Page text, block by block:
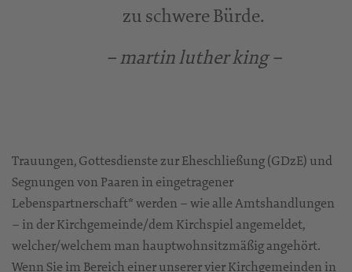
zu schwere Bürde.
– martin luther king –
Trauungen, Gottesdienste zur Eheschließung (GDzE) und
Segnungen von Paaren in eingetragener
Lebenspartnerschaft* werden – wie alle Amtshandlungen
– in der Kirchgemeinde/dem Kirchspiel angemeldet,
welcher/welchem man hauptwohnsitzmäßig angehört.
Wenn Sie im Bereich einer unserer vier Kirchgemeinden in